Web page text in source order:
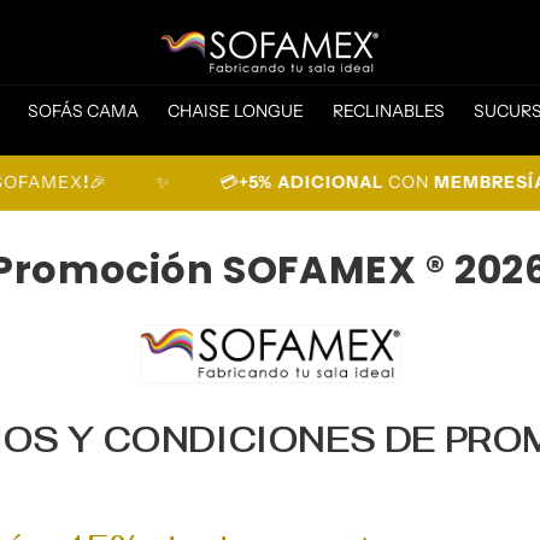
SOFÁS CAMA CHAISE LONGUE RECLINABLES
!🎉 +5% ADICIONALCONMEMBRESÍA
SOFAMEX ®
Y CONDICIONES DE